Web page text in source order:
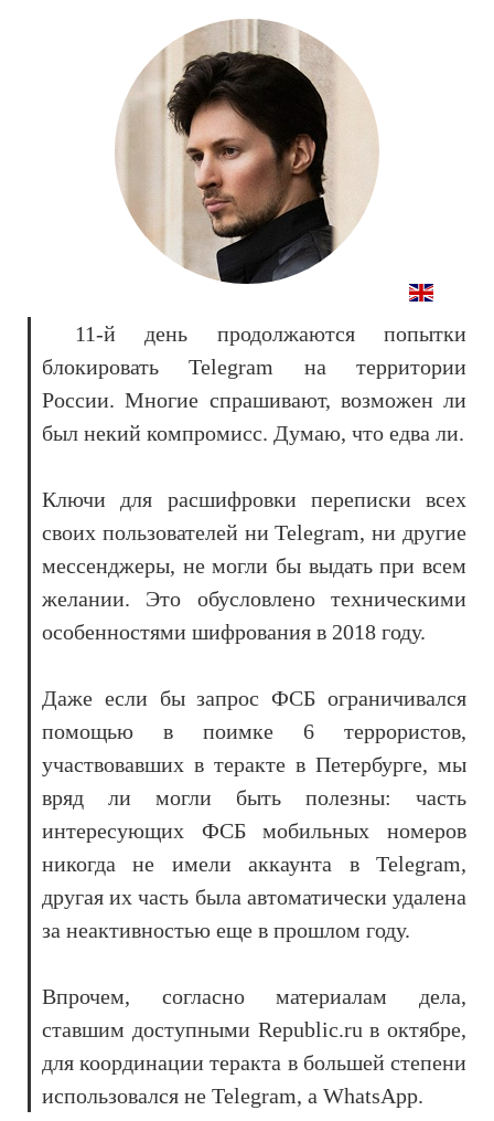
11-й день продолжаются попытки
блокировать Telegram на территории
России. Многие спрашивают, возможен ли
был некий компромисс. Думаю, что едва ли.
Ключи для расшифровки переписки всех
своих пользователей ни Telegram, ни другие
мессенджеры, не могли бы выдать при всем
желании. Это обусловлено техническими
особенностями шифрования в 2018 году.
Даже если бы запрос ФСБ ограничивался
помощью в поимке 6 террористов,
участвовавших в теракте в Петербурге, мы
вряд ли могли быть полезны: часть
интересующих ФСБ мобильных номеров
никогда не имели аккаунта в Telegram,
другая их часть была автоматически удалена
за неактивностью еще в прошлом году.
Впрочем, согласно материалам дела,
ставшим доступными Republic.ru в октябре,
для координации теракта в большей степени
использовался не Telegram, а WhatsApp.